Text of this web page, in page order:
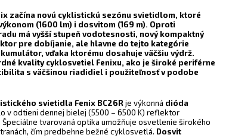
začína novú cyklistickú sezónu svietidlom, ktoré
(1600 lm) i dosvitom (169 m). Oproti
má vyšší stupeň vodotesnosti, nový kompaktný
pre dobíjanie, ale hlavne do tejto kategórie
vďaka ktorému dosahuje väčšiu výdrž.
kvality cyklosvetiel Fenixu, ako je široké periférne
s väčšinou riadidiel i použiteľnosť v podobe
svietidla Fenix BC26Rje výkonná dióda
v odtieni dennej bielej (5500 – 6500 K) reflektor
tvarovaná optika umožňuje osvetlenie širokého
čím predbehne bežné cyklosvetlá. Dosvit